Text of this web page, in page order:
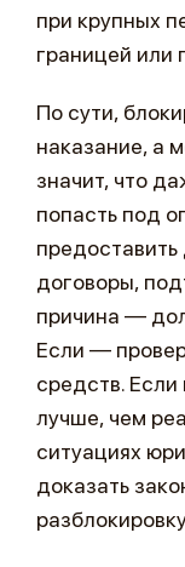
при крупных
границей или
По сути,
наказание, а
значит, что
попасть под
договоры,
причина —
Если —
средств.
лучше, чем
ситуациях
доказать